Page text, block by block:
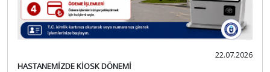
22.07.2026
HASTANEMİZDE KİOSK DÖNEMİ